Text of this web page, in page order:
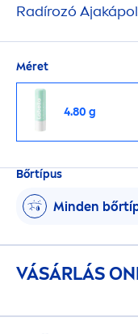
Radírozó
Méret
4.80 g
Bőrtípus
Minden
VÁSÁRLÁS